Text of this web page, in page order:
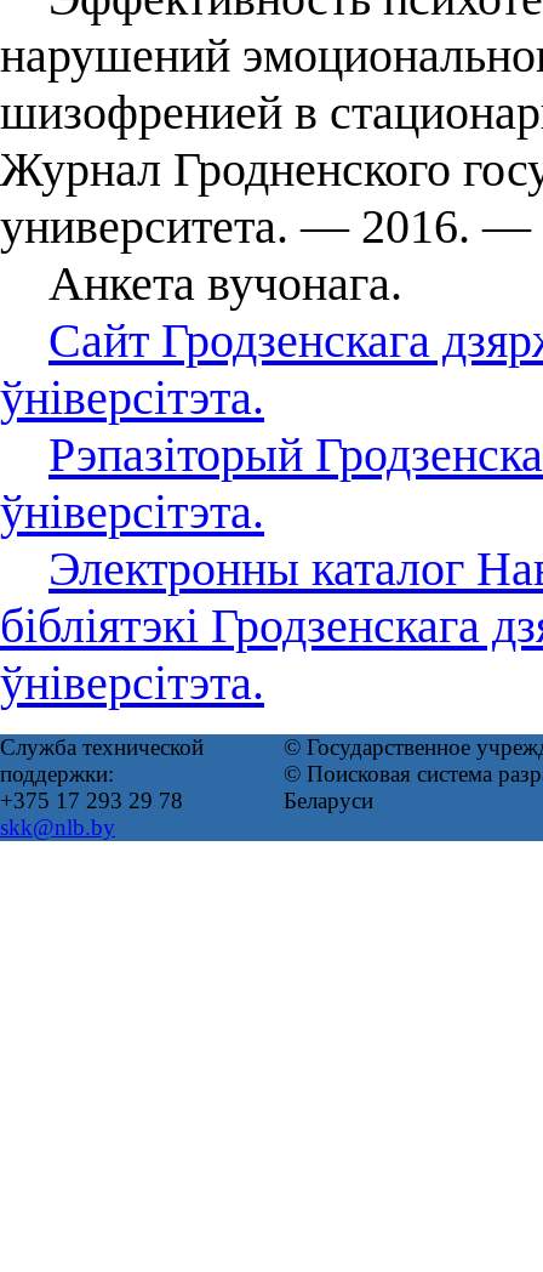
нарушений
шизофренией в
Журнал Гродненского
университета. —
Анкета вучонага.
Сайт Гродзенскага
ўніверсітэта.
Рэпазіторый
ўніверсітэта.
Электронны каталог
бібліятэкі Гродзенскага
ўніверсітэта.
Служба технической
поддержки:
+375 17 293 29 78
skk@nlb.by
© Государственное
© Поисковая система
Беларуси